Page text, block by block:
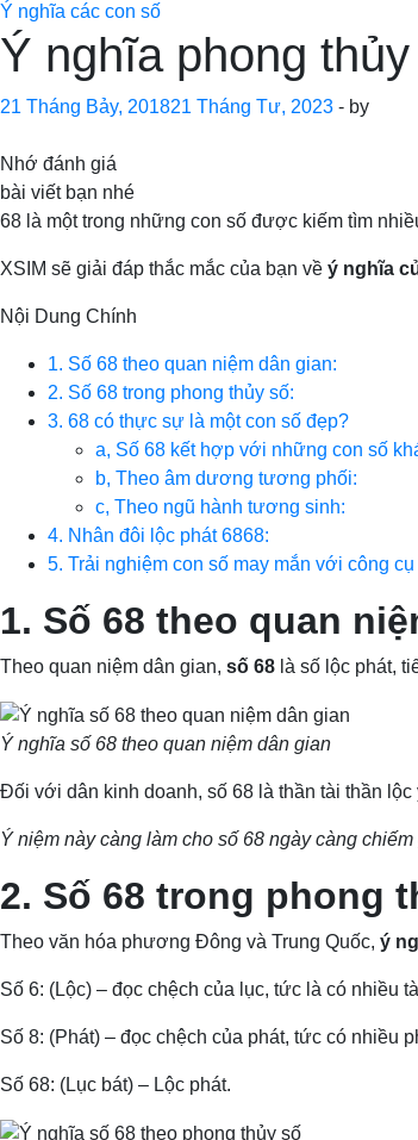
Ý nghĩa các con số
Ý nghĩa phong
21 Tháng Bảy, 201821 Tháng Tư, 2023 - by
Nhớ đánh giá
bài viết bạn nhé
68 là một trong những con số được kiếm tìm
XSIM sẽ giải đáp thắc mắc của bạn về ý nghĩa
Nội Dung Chính
1. Số 68 theo quan niệm dân gian:
2. Số 68 trong phong thủy số:
3. 68 có thực sự là một con số đẹp?
a, Số 68 kết hợp với những con số
b, Theo âm dương tương phối:
c, Theo ngũ hành tương sinh:
4. Nhân đôi lộc phát 6868:
5. Trải nghiệm con số may mắn với công
1. Số 68 theo quan
Theo quan niệm dân gian, số 68 là số lộc phát,
Ý nghĩa số 68 theo quan niệm dân gian
Đối với dân kinh doanh, số 68 là thần tài thần
Ý niệm này càng làm cho số 68 ngày càng
2. Số 68 trong phong
Theo văn hóa phương Đông và Trung Quốc, ý
Số 6: (Lộc) – đọc chệch của lục, tức là có nhiều
Số 8: (Phát) – đọc chệch của phát, tức có nhiều
Số 68: (Lục bát) – Lộc phát.